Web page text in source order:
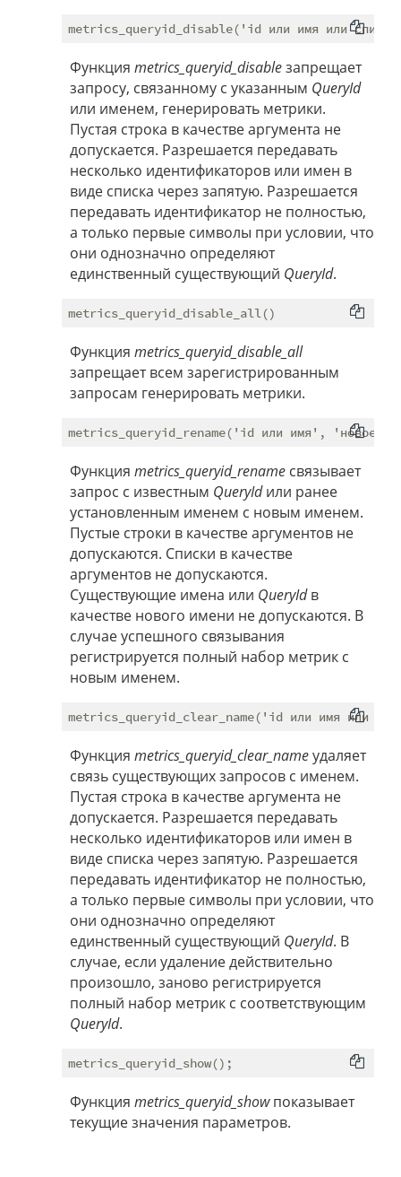
Функция metrics_queryid_disableзапрещает
запросу, связанному с указанным QueryId
или именем, генерировать метрики.
Пустая строка в качестве аргумента не
допускается. Разрешается передавать
несколько идентификаторов или имен в
виде списка через запятую. Разрешается
передавать идентификатор не полностью,
а только первые символы при условии, что
они однозначно определяют
единственный существующий QueryId.
Функция metrics_queryid_disable_all
запрещает всем зарегистрированным
запросам генерировать метрики.
Функция metrics_queryid_rename связывает
запрос с известным QueryIdили ранее
установленным именем с новым именем.
Пустые строки в качестве аргументов не
допускаются. Списки в качестве
аргументов не допускаются.
Существующие имена или QueryIdв
качестве нового имени не допускаются. В
случае успешного связывания
регистрируется полный набор метрик с
новым именем.
Функция metrics_queryid_clear_nameудаляет
связь существующих запросов с именем.
Пустая строка в качестве аргумента не
допускается. Разрешается передавать
несколько идентификаторов или имен в
виде списка через запятую. Разрешается
передавать идентификатор не полностью,
а только первые символы при условии, что
они однозначно определяют
единственный существующий QueryId. В
случае, если удаление действительно
произошло, заново регистрируется
полный набор метрик с соответствующим
QueryId.
Функция metrics_queryid_showпоказывает
текущие значения параметров.